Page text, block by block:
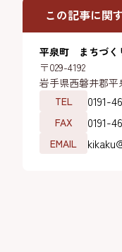
この記事に関
平泉町 まちづく
〒029-4192
岩手県西磐井郡平
TEL
0191-
FAX 0191-
EMAIL